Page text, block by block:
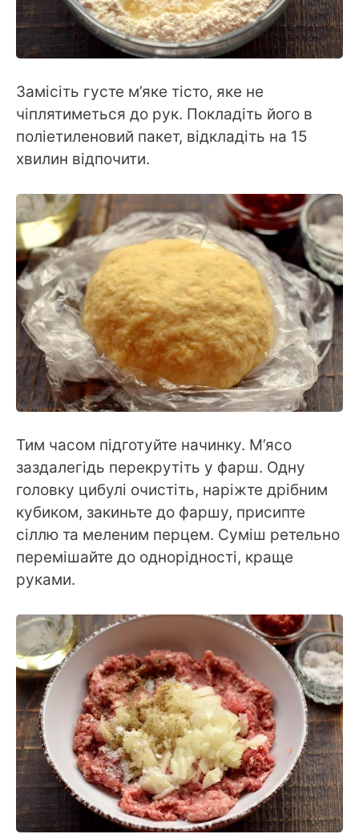
Замісіть густе м’яке тісто, яке не
чіплятиметься до рук. Покладіть його в
поліетиленовий пакет, відкладіть на 15
хвилин відпочити.
Тим часом підготуйте начинку. М’ясо
заздалегідь перекрутіть у фарш. Одну
головку цибулі очистіть, наріжте дрібним
кубиком, закиньте до фаршу, присипте
сіллю та меленим перцем. Суміш ретельно
перемішайте до однорідності, краще
руками.